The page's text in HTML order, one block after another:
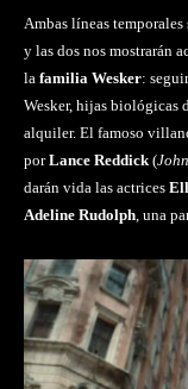
Ambas líneas
y las dos nos mostrarán
la familia Wesker:
Wesker, hijas biológicas
alquiler. El famoso
porLance Reddick(
darán vida las actrices
Adeline Rudolph, una